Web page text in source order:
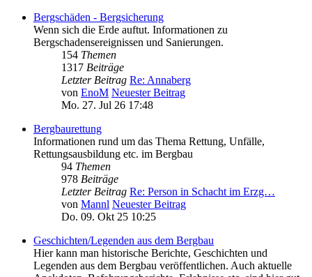
Bergschäden - Bergsicherung
Wenn sich die Erde auftut. Informationen zu
Bergschadensereignissen und Sanierungen.
154 Themen
1317 Beiträge
Letzter Beitrag Re: Annaberg
von EnoM Neuester Beitrag
Mo. 27. Jul 26 17:48
Bergbaurettung
Informationen rund um das Thema Rettung, Unfälle,
Rettungsausbildung etc. im Bergbau
94 Themen
978 Beiträge
Letzter Beitrag Re: Person in Schacht im Erzg…
von Mannl Neuester Beitrag
Do. 09. Okt 25 10:25
Geschichten/Legenden aus dem Bergbau
Hier kann man historische Berichte, Geschichten und
Legenden aus dem Bergbau veröffentlichen. Auch aktuelle